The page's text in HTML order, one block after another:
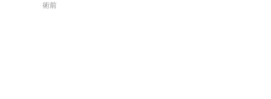
術前